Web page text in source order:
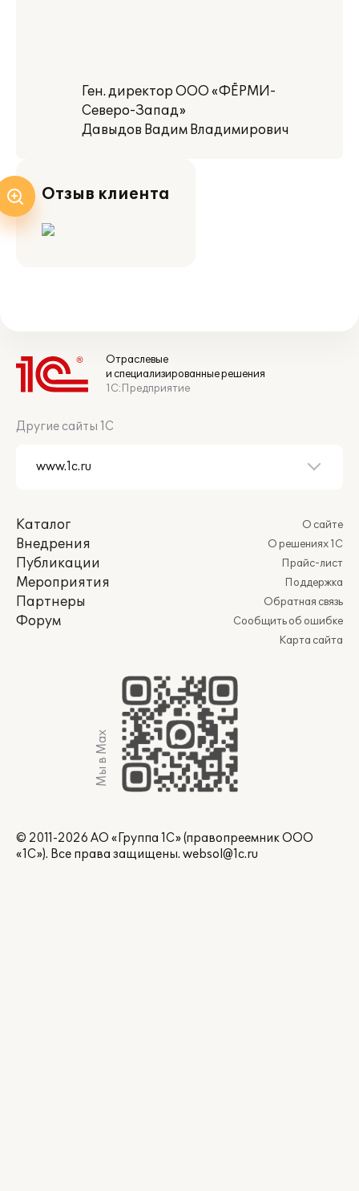
Ген. директор ООО «ФЁРМИ-
Северо-Запад»
Давыдов Вадим Владимирович
Отзыв клиента
Отраслевые
и специализированные решения
1С:Предприятие
Другие сайты 1С
Каталог
Внедрения
Публикации
Мероприятия
Партнеры
Форум
О сайте
О решениях 1С
Прайс-лист
Поддержка
Обратная связь
Сообщить об ошибке
Карта сайта
Мы в Max
© 2011-2026 АО «Группа 1С» (правопреемник ООО
«1С»). Все права защищены. websol@1c.ru